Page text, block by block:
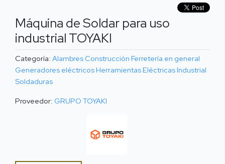
Máquina de Soldar para uso
industrial TOYAKI
Categoría: Alambres Construcción Ferretería en general
Generadores eléctricos Herramientas Eléctricas Industrial
Soldaduras
Proveedor: GRUPO TOYAKI